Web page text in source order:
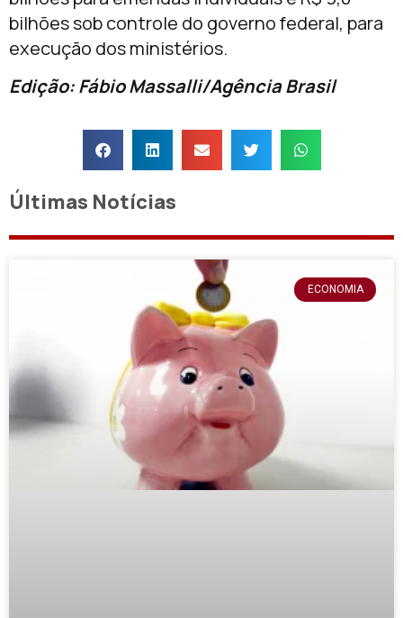
bilhões sob controle do governo federal, para
execução dos ministérios.
Edição: Fábio Massalli/Agência Brasil
Últimas Notícias
ECONOMIA